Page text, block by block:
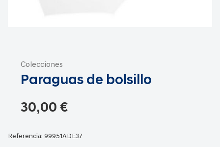
Colecciones
Paraguas de bolsillo
30,00 €
Referencia: 99951ADE37
comienzo
galería